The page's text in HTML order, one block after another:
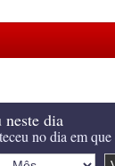
neste dia
no dia em que